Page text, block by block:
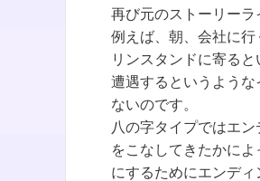
再び元のストーリーラ
例えば、朝、会社に
リンスタンドに寄る
遭遇するというよう
ないのです。
八の字タイプではエ
をこなしてきたかに
にするためにエンディ